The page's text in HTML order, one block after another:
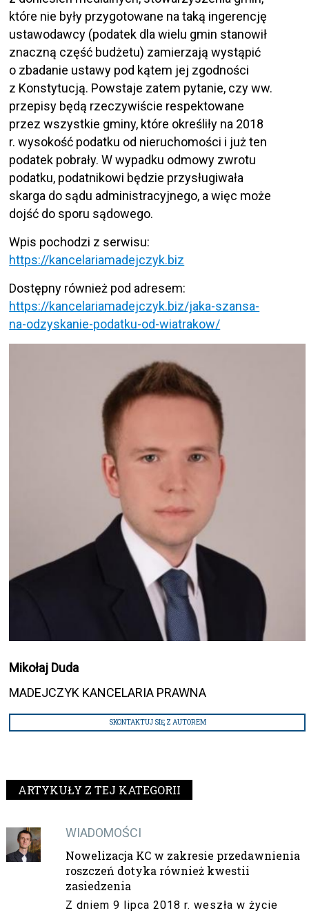
które nie były przygotowane na taką ingerencję
ustawodawcy (podatek dla wielu gmin stanowił
znaczną część budżetu) zamierzają wystąpić
o zbadanie ustawy pod kątem jej zgodności
z Konstytucją. Powstaje zatem pytanie, czy ww.
przepisy będą rzeczywiście respektowane
przez wszystkie gminy, które określiły na 2018
r. wysokość podatku od nieruchomości i już ten
podatek pobrały. W wypadku odmowy zwrotu
podatku, podatnikowi będzie przysługiwała
skarga do sądu administracyjnego, a więc może
dojść do sporu sądowego.
Wpis pochodzi z serwisu:
https://kancelariamadejczyk.biz
Dostępny również pod adresem:
https://kancelariamadejczyk.biz/jaka-szansa-
na-odzyskanie-podatku-od-wiatrakow/
Mikołaj Duda
MADEJCZYK KANCELARIA PRAWNA
SKONTAKTUJ SIĘ Z AUTOREM
ARTYKUŁY Z TEJ KATEGORII
WIADOMOŚCI
Nowelizacja KC w zakresie przedawnienia
roszczeń dotyka również kwestii
zasiedzenia
Z dniem 9 lipca 2018 r. weszła w życie